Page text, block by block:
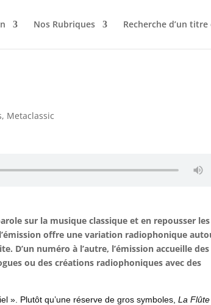
Nos Rubriques Recherche d’un
, Metaclassic
sur la musique classique et en repousser les
offre une variation radiophonique
D’un numéro à l’autre, l’émission accueille des
ou des créations radiophoniques avec des
». Plutôt qu’une réserve de gros symboles,La Flûte